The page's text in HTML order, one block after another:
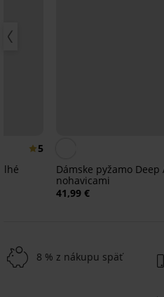
5
Dámske pyžamo
nohavicami
41,99 €
8 % z nákupu späť